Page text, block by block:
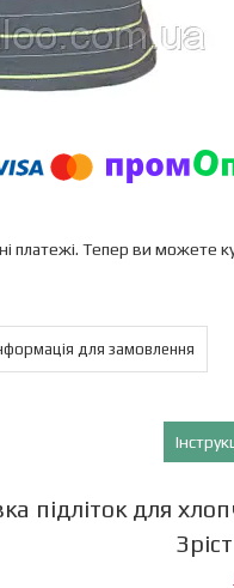
платежі. Тепер ви можете
для замовлення
підліток для